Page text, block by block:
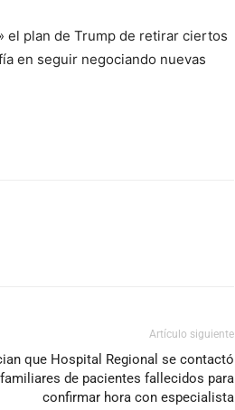
el plan de Trump de retirar ciertos
en seguir negociando nuevas
Artículo siguiente
que Hospital Regional se contactó
de pacientes fallecidos para
confirmar hora con especialista